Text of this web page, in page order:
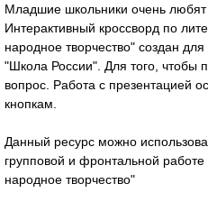
Младшие школьники очень любят
Интерактивный кроссворд по
народное творчество" создан
"Школа России". Для того, чтобы
вопрос. Работа с презентацией
кнопкам.
Данный ресурс можно
групповой и фронтальной
народное творчество"